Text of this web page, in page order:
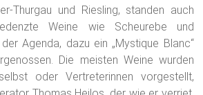
Die meisten Weine wurden
oder Vertreterinnen vorgestellt,
Thomas Heilos, der wie er verriet,
erst in den letzten Jahren seine Liebe
entdeckt hat. Unverzichtbar für die